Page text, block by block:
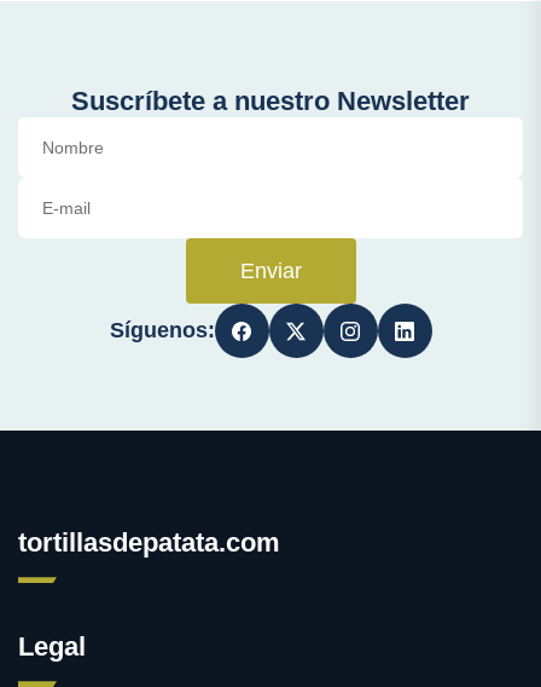
Suscríbete a nuestro Newsletter
Enviar
Síguenos:
tortillasdepatata.com
Legal